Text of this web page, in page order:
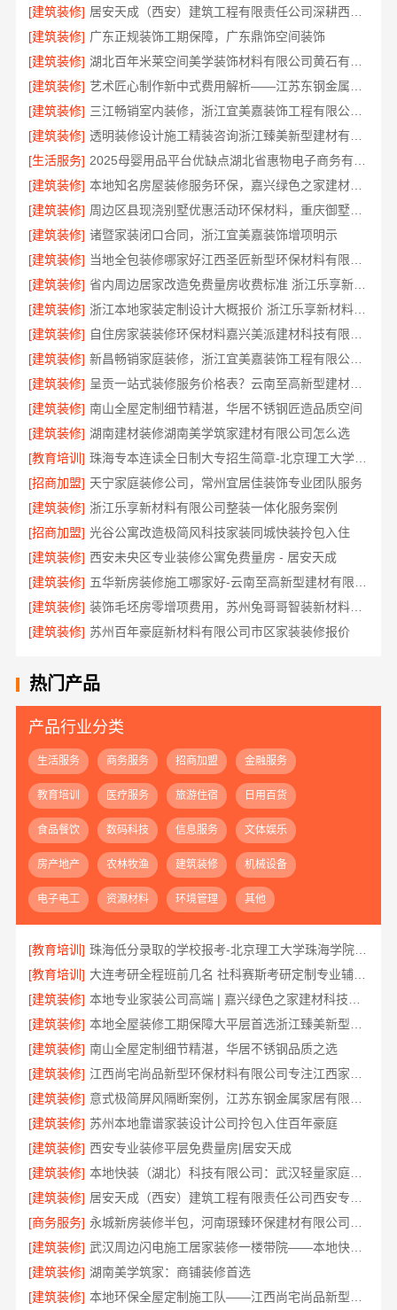
[建筑装修]
[建筑装修] 广东正规装饰工期保障，广东鼎饰空间装饰
[建筑装修]
[建筑装修]
[建筑装修]
三江畅销室内装修，浙江宜美嘉装饰工程有限公司值得信赖
[建筑装修]
[生活服务]
[建筑装修]
本地知名房屋装修服务环保，嘉兴绿色之家建材科技有限公司守护家庭健康
[建筑装修]
周边区县现浇别墅优惠活动环保材料，重庆御墅建筑材料有限公司
[建筑装修] 诸暨家装闭口合同，浙江宜美嘉装饰增项明示
[建筑装修]
[建筑装修]
省内周边居家改造免费量房收费标准 浙江乐享新材料有限公司
[建筑装修]
浙江本地家装定制设计大概报价 浙江乐享新材料有限公司
[建筑装修]
[建筑装修]
新昌畅销家庭装修，浙江宜美嘉装饰工程有限公司品质保证
[建筑装修]
呈贡一站式装修服务价格表？云南至高新型建材有限公司
[建筑装修] 南山全屋定制细节精湛，华居不锈钢匠造品质空间
[建筑装修] 湖南建材装修湖南美学筑家建材有限公司怎么选
[教育培训]
珠海专本连读全日制大专招生简章-北京理工大学珠海学院继续教育学院
[招商加盟] 天宁家庭装修公司，常州宜居佳装饰专业团队服务
[建筑装修] 浙江乐享新材料有限公司整装一体化服务案例
[招商加盟] 光谷公寓改造极简风科技家装同城快装拎包入住
[建筑装修] 西安未央区专业装修公寓免费量房 - 居安天成
[建筑装修]
[建筑装修]
装饰毛坯房零增项费用，苏州兔哥哥智装新材料有限公司
[建筑装修] 苏州百年豪庭新材料有限公司市区家装装修报价
热门产品
产品行业分类
生活服务 商务服务 招商加盟 金融服务
教育培训 医疗服务 旅游住宿 日用百货
食品餐饮 数码科技 信息服务 文体娱乐
房产地产 农林牧渔 建筑装修 机械设备
电子电工 资源材料 环境管理 其他
[教育培训]
珠海低分录取的学校报考-北京理工大学珠海学院继教院
[教育培训]
大连考研全程班前几名 社科赛斯考研定制专业辅导规划
[建筑装修]
[建筑装修]
[建筑装修] 南山全屋定制细节精湛，华居不锈钢品质之选
[建筑装修]
[建筑装修]
[建筑装修] 苏州本地靠谱家装设计公司拎包入住百年豪庭
[建筑装修] 西安专业装修平层免费量房|居安天成
[建筑装修]
本地快装（湖北）科技有限公司：武汉轻量家庭装修新房透明报价
[建筑装修]
[商务服务]
[建筑装修]
武汉周边闪电施工居家装修一楼带院——本地快装（湖北）科技有限公司
[建筑装修] 湖南美学筑家：商铺装修首选
[建筑装修]